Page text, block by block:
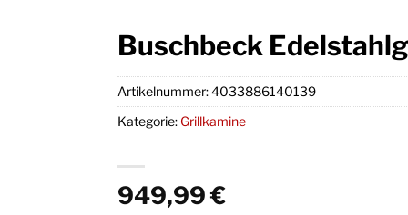
Buschbeck
949,99€
Artikelnummer:4033886140139
Kategorie: Grillkamine